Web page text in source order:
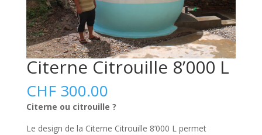
Citerne Citrouille 8’000 L
CHF300.00
Citerne ou citrouille ?
Le design de la Citerne Citrouille 8’000 L permet